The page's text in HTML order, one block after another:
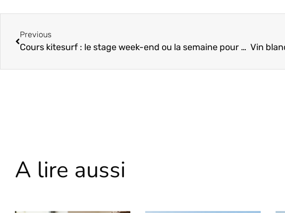
Previous
Cours kitesurf : le stage week-end ou la semaine pour débuter ?
A lire aussi